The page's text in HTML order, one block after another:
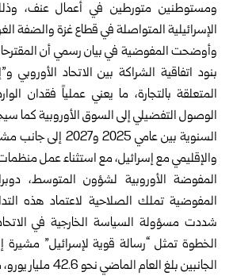
ومستوطنين متورطين في أعمال عنف،
الإسرائيلية المتواصلة في قطاع غزة والضفة
وأوضحت المفوضية في بيان رسمي أن
بنود اتفاقية الشراكة بين الاتحاد الأوروبي
المتعلقة بالتجارة، ما يعني عملياً فقدان
الوصول التفضيلي إلى السوق الأوروبية كما
السنوية بين عامي
والإقليمي مع إسرائيل، مع استثناء عمل
المفوضة الأوروبية لشؤون المتوسط،
المفوضية تملك الصلاحية لاعتماد هذه
شددت مسؤولة السياسة الخارجية في
الخطوة تمثل “رسالة قوية لإسرائيل” مشيرة